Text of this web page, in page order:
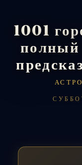
1001
полный